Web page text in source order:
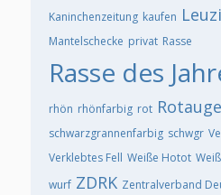
Kaninchenzeitung kaufen
Mantelschecke privat Rasse
Rasse des
rhön rhönfarbig rot Rotauge
schwarzgrannenfarbig schwgr
Verklebtes Fell Weiße Hotot
wurf ZDRK Zentralverband